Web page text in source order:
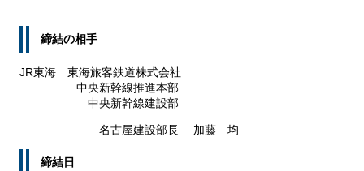
締結の相手
JR東海 東海旅客鉄道株式会社
中央新幹線推進本部
中央新幹線建設部
名古屋建設部長 加藤 均
締結日